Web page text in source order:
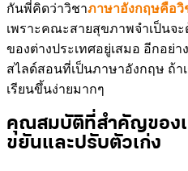
กันพี่คิดว่าวิชาภาษาอังกฤษคือ
เพราะคณะสายสุขภาพจำเป็นจ
ของต่างประเทศอยู่เสมอ อีกอย่
สไลด์สอนที่เป็นภาษาอังกฤษ ถ้า
เรียนขึ้นง่ายมากๆ
คุณสมบัติที่สำคัญของเ
ขยันและปรับตัวเก่ง